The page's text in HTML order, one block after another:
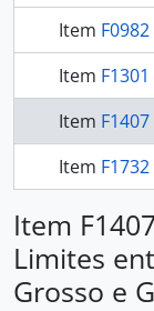
Item
Item F1301 /
Item F1407 /
Item F1732 /
Item
Limites
Grosso e